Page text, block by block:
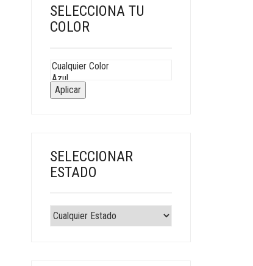
SELECCIONA TU
COLOR
Aplicar
SELECCIONAR
ESTADO